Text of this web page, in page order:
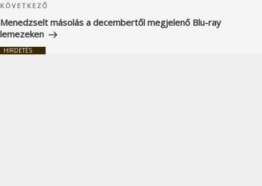
Következő
bejegyzés
KÖVETKEZŐ
Menedzselt másolás a decembertől megjelenő Blu-ray
lemezeken
HIRDETÉS